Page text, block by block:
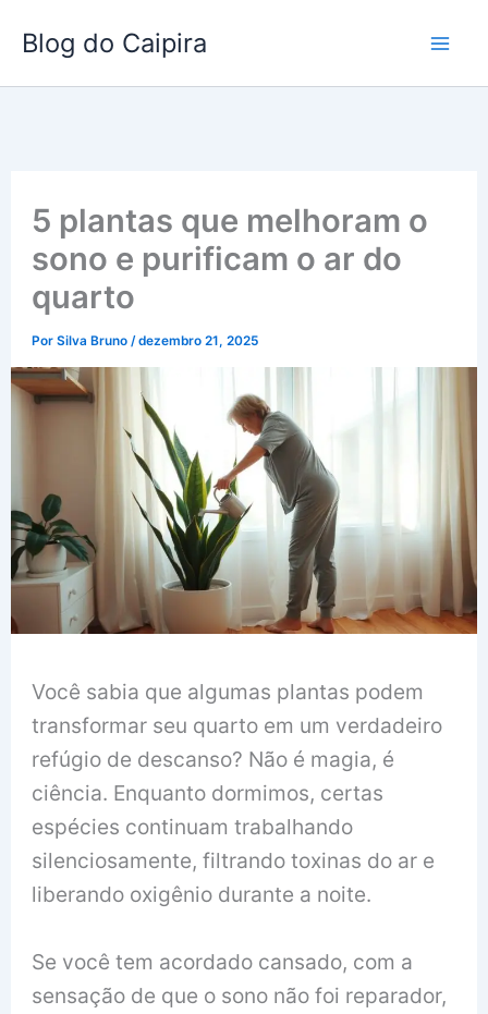
para
o
Blog do Caipira
5 plantas que melhoram o
sono e purificam o ar do
quarto
PorSilva Bruno/dezembro 21, 2025
Você sabia que algumas plantas podem
transformar seu quarto em um verdadeiro
refúgio de descanso? Não é magia, é
ciência. Enquanto dormimos, certas
espécies continuam trabalhando
silenciosamente, filtrando toxinas do ar e
liberando oxigênio durante a noite.
Se você tem acordado cansado, com a
sensação de que o sono não foi reparador,